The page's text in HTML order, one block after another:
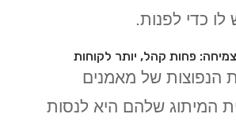
לו כדי לפנות.
פחות קהל, יותר לקוחות
הנפוצות של מאמנים
המיתוג שלהם היא לנסות